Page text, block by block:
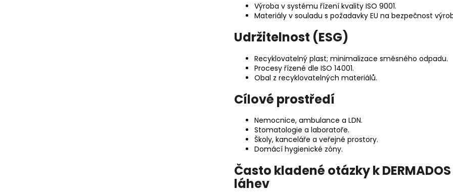
Výroba v systému řízení kvality ISO 9001.
Materiály v souladu s požadavky EU na bezpečnost
Udržitelnost (ESG)
Recyklovatelný plast; minimalizace směsného odpadu.
Procesy řízené dle ISO 14001.
Obal z recyklovatelných materiálů.
Cílové prostředí
Nemocnice, ambulance a LDN.
Stomatologie a laboratoře.
Školy, kanceláře a veřejné prostory.
Domácí hygienické zóny.
Často kladené otázky k
láhev